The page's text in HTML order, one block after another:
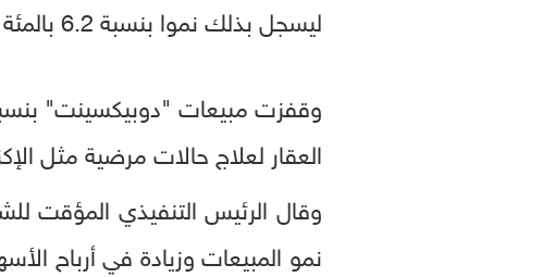
ليسجل بذلك نموا بنسبة 6.2 بالمئة بحسب أسعار الصرف الفعلية.
العقار لعلاج حالات مرضية مثل
وقال الرئيس التنفيذي المؤقت